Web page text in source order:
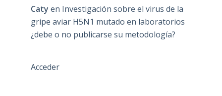
Caty en Investigación sobre el virus de la
gripe aviar H5N1 mutado en laboratorios
¿debe o no publicarse su metodología?
Acceder